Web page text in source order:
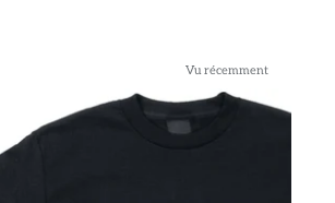
Vu récemment